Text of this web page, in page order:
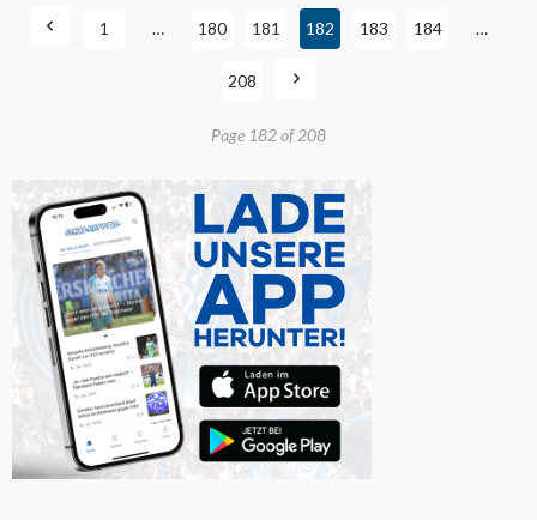
1 … 180 181 182 183 184 …
208
Page 182 of 208